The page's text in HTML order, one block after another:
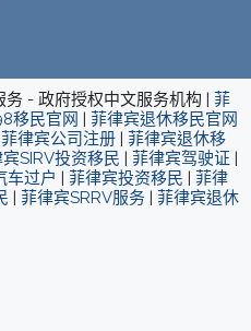
- 政府授权中文服务机构 | 菲
移民官网 | 菲律宾退休移民官网
菲律宾公司注册 | 菲律宾退休移
SIRV投资移民 | 菲律宾驾驶证 |
车过户 | 菲律宾投资移民 | 菲律
| 菲律宾SRRV服务 | 菲律宾退休